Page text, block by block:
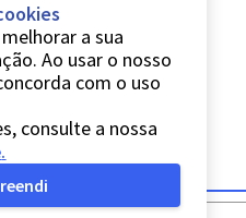
a sua
Ao usar o nosso
com o uso
consulte a nossa
.